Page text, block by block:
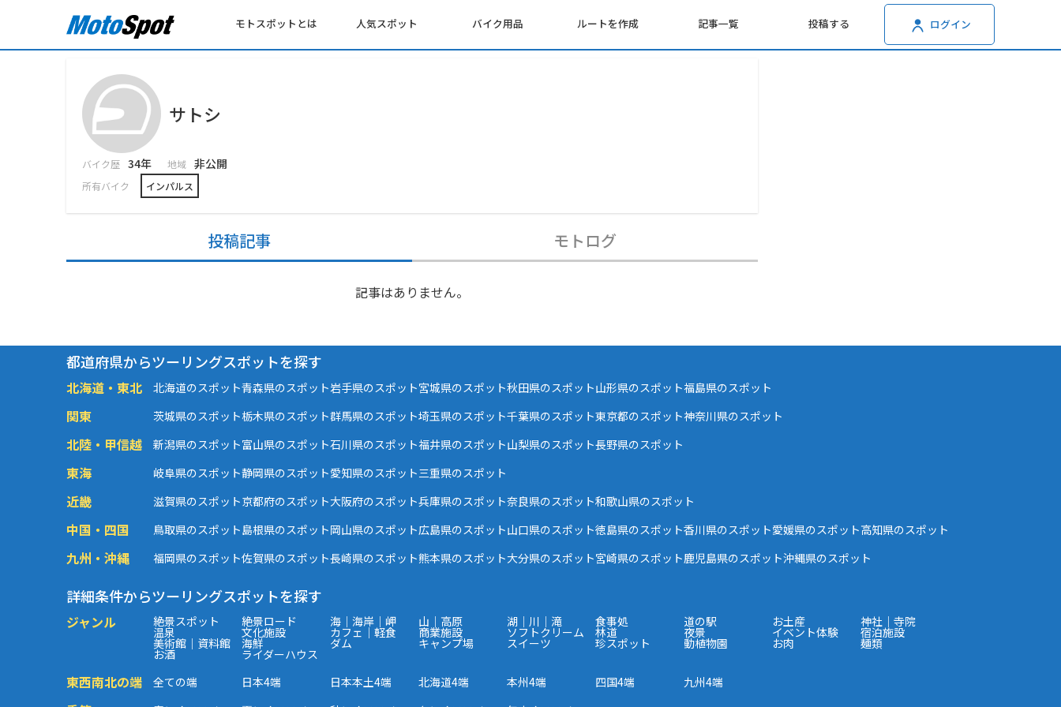
モトスポットとは 人気スポット バイク用品 ルートを作成 記事一覧 投稿する ログイン
サトシ
バイク歴 34年 地域 非公開
所有バイク インパルス
投稿記事 モトログ
記事はありません。
都道府県からツーリングスポットを探す
北海道・東北 北海道のスポット青森県のスポット岩手県のスポット宮城県のスポット秋田県のスポット山形県のスポット福島県のスポット
関東 茨城県のスポット栃木県のスポット群馬県のスポット埼玉県のスポット千葉県のスポット東京都のスポット神奈川県のスポット
北陸・甲信越 新潟県のスポット富山県のスポット石川県のスポット福井県のスポット山梨県のスポット長野県のスポット
東海 岐阜県のスポット静岡県のスポット愛知県のスポット三重県のスポット
近畿 滋賀県のスポット京都府のスポット大阪府のスポット兵庫県のスポット奈良県のスポット和歌山県のスポット
中国・四国 鳥取県のスポット島根県のスポット岡山県のスポット広島県のスポット山口県のスポット徳島県のスポット香川県のスポット愛媛県のスポット高知県のスポット
九州・沖縄 福岡県のスポット佐賀県のスポット長崎県のスポット熊本県のスポット大分県のスポット宮崎県のスポット鹿児島県のスポット沖縄県のスポット
詳細条件からツーリングスポットを探す
ジャンル 絶景スポット 絶景ロード 海｜海岸｜岬 山｜高原 湖｜川｜滝 食事処 道の駅 お土産 神社｜寺院
温泉 文化施設 カフェ｜軽食 商業施設 ソフトクリーム 林道 夜景 イベント体験 宿泊施設
美術館｜資料館 海鮮 ダム キャンプ場 スイーツ 珍スポット 動植物園 お肉 麺類
お酒 ライダーハウス
東西南北の端 全ての端 日本4端 日本本土4端 北海道4端 本州4端 四国4端 九州4端